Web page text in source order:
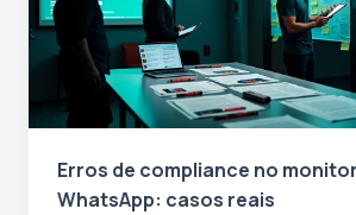
Erros de compliance no
WhatsApp: casos reais